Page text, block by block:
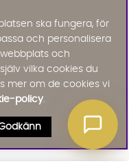
ska fungera, för
och personalisera
och
vilka cookies du
mer om de cookies vi
policy.